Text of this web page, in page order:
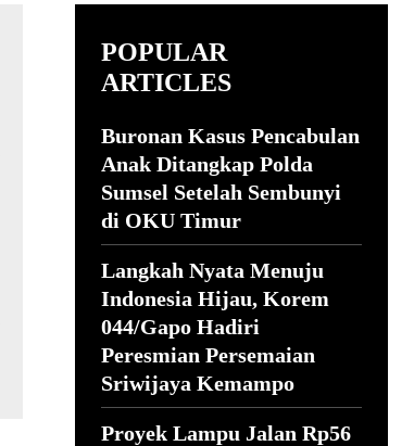
POPULAR
ARTICLES
Buronan Kasus Pencabulan
Anak Ditangkap Polda
Sumsel Setelah Sembunyi
di OKU Timur
Langkah Nyata Menuju
Indonesia Hijau, Korem
044/Gapo Hadiri
Peresmian Persemaian
Sriwijaya Kemampo
Proyek Lampu Jalan Rp56